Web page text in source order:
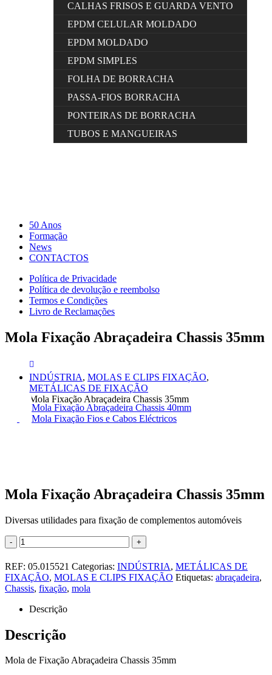
CALHAS FRISOS E GUARDA VENTO
EPDM CELULAR MOLDADO
EPDM MOLDADO
EPDM SIMPLES
FOLHA DE BORRACHA
PASSA-FIOS BORRACHA
PONTEIRAS DE BORRACHA
TUBOS E MANGUEIRAS
50 Anos
Formação
News
CONTACTOS
Política de Privacidade
Política de devolução e reembolso
Termos e Condições
Livro de Reclamações
Mola Fixação Abraçadeira Chassis 35mm
INDÚSTRIA, MOLAS E CLIPS FIXAÇÃO,
METÁLICAS DE FIXAÇÃO
Mola Fixação Abraçadeira Chassis 35mm
Mola Fixação Abraçadeira Chassis 40mm
Mola Fixação Fios e Cabos Eléctricos
Mola Fixação Abraçadeira Chassis 35mm
Diversas utilidades para fixação de complementos automóveis
- +
REF: 05.015521 Categorias: INDÚSTRIA, METÁLICAS DE
FIXAÇÃO, MOLAS E CLIPS FIXAÇÃO Etiquetas: abraçadeira,
Chassis, fixação, mola
Descrição
Descrição
Mola de Fixação Abraçadeira Chassis 35mm